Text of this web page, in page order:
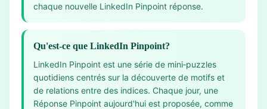
chaque nouvelle LinkedIn Pinpoint réponse.
Qu'est-ce que LinkedIn Pinpoint?
LinkedIn Pinpoint est une série de mini‑puzzles
quotidiens centrés sur la découverte de motifs et
de relations entre des indices. Chaque jour, une
Réponse Pinpoint aujourd'hui est proposée, comme